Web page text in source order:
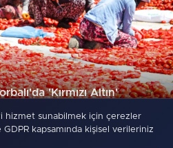
'Kırmızı Altın'
hizmet sunabilmek için çerezler
GDPR kapsamında kişisel verileriniz